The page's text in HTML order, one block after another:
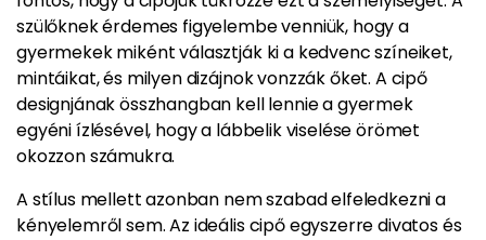
szülőknek érdemes figyelembe venniük, hogy a
gyermekek miként választják ki a kedvenc színeiket,
mintáikat, és milyen dizájnok vonzzák őket. A cipő
designjának összhangban kell lennie a gyermek
egyéni ízlésével, hogy a lábbelik viselése örömet
okozzon számukra.
A stílus mellett azonban nem szabad elfeledkezni a
kényelemről sem. Az ideális cipő egyszerre divatos és